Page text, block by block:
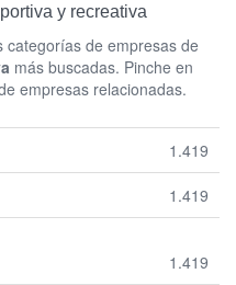
y recreativa
categorías de empresas de
más buscadas. Pinche en
empresas relacionadas.
1.419
1.419
1.419